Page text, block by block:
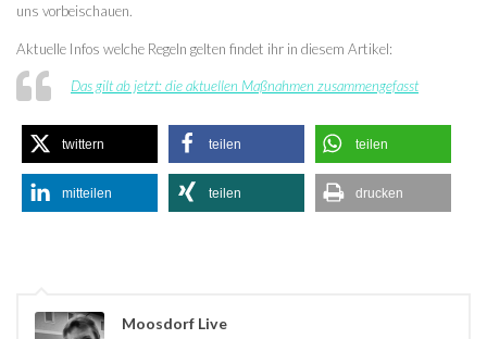
uns vorbeischauen.
Aktuelle Infos welche Regeln gelten findet ihr in diesem Artikel:
Das gilt ab jetzt: die aktuellen Maßnahmen zusammengefasst
twittern teilen teilen
mitteilen teilen drucken
Moosdorf Live